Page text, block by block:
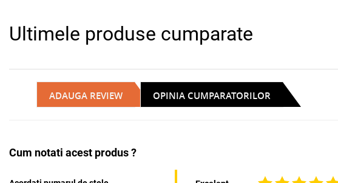
Ultimele produse cumparate
ADAUGA REVIEW OPINIA CUMPARATORILOR
Cum notati acest produs ?